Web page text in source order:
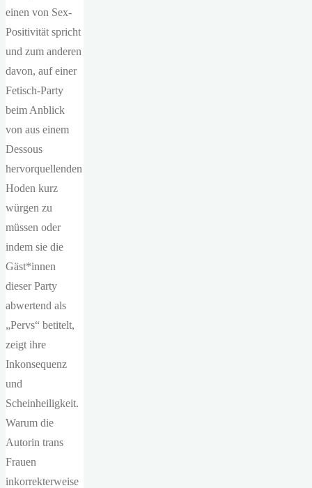
einen von Sex-
Positivität spricht
und zum anderen
davon, auf einer
Fetisch-Party
beim Anblick
von aus einem
Dessous
hervorquellenden
Hoden kurz
würgen zu
müssen oder
indem sie die
Gäst*innen
dieser Party
abwertend als
„Pervs“ betitelt,
zeigt ihre
Inkonsequenz
und
Scheinheiligkeit.
Warum die
Autorin trans
Frauen
inkorrekterweise